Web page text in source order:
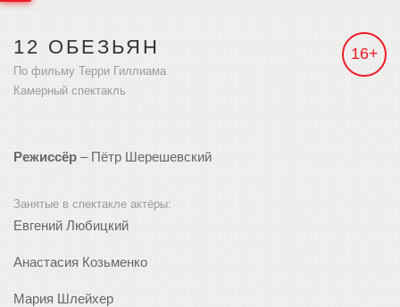
16+
12 ОБЕЗЬЯН
По фильму Терри Гиллиама
Камерный спектакль
Режиссёр – Пётр Шерешевский
Занятые в спектакле актёры:
Евгений Любицкий
Анастасия Козьменко
Мария Шлейхер